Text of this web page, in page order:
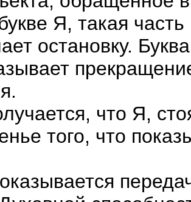
Я, такая
остановку.
что Я,
того, что